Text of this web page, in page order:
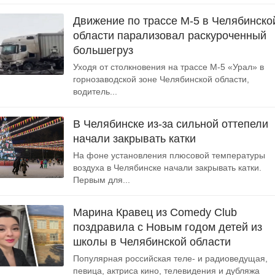
Движение по трассе М-5 в
области парализовал раскуроченный
большегруз
Уходя от столкновения на трассе М-5 «Урал» в
горнозаводской зоне Челябинской области,
водитель...
В Челябинске из-за сильной оттепели
начали закрывать катки
На фоне установления плюсовой температуры
воздуха в Челябинске начали закрывать катки.
Первым для...
Марина Кравец из Comedy Club
поздравила с Новым годом детей из
школы в Челябинской области
Популярная российская теле- и радиоведущая,
певица, актриса кино, телевидения и дубляжа